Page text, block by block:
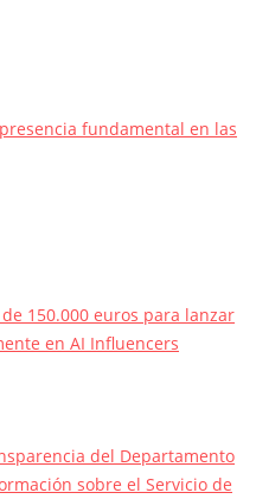
fundamental en las
150.000 euros para lanzar
en AI Influencers
del Departamento
sobre el Servicio de